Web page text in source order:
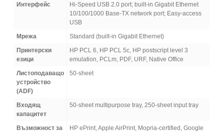
Интерфейс
Hi-Speed USB 2.0 port; built-in Gigabit Ethernet
10/100/1000 Base-TX network port; Easy-access
USB
Мрежа
Standard (built-in Gigabit Ethernet)
Принтерски
езици
HP PCL 6, HP PCL 5c, HP postscript level 3
emulation, PCLm, PDF, URF, Native Office
Листоподаващо
устройство
(ADF)
50-sheet
Входящ
капацитет
50-sheet multipurpose tray, 250-sheet input tray
Възможност за
HP ePrint, Apple AirPrint, Mopria-certified, Google